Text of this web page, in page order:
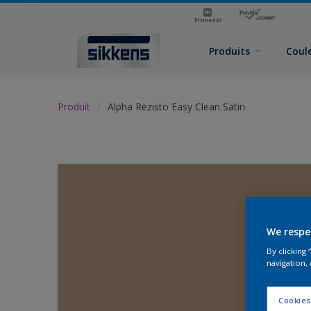
Produits
Produit Alpha Rezisto Easy Clean Satin
We
By clicking
navigation,